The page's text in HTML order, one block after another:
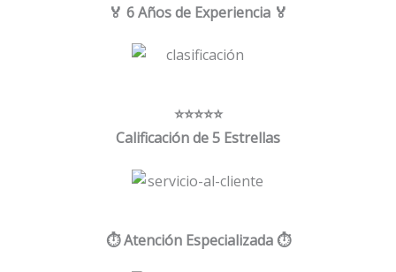
🏅 6 Años de Experiencia 🏅
⭐️⭐️⭐️⭐️⭐️
Calificación de 5 Estrellas
⏱️ Atención Especializada ⏱️